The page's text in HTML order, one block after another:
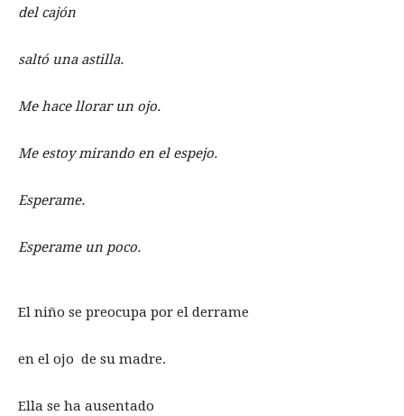
del cajón
saltó una astilla.
Me hace llorar un ojo.
Me estoy mirando en el espejo.
Esperame.
Esperame un poco.
El niño se preocupa por el derrame
en el ojo de su madre.
Ella se ha ausentado